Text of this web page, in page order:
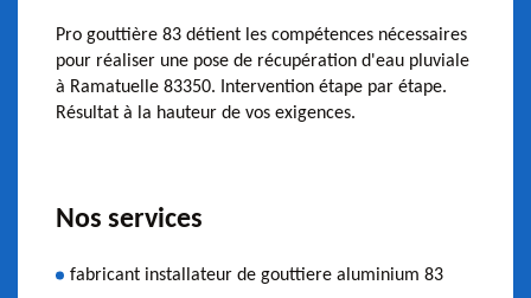
Pro gouttière 83 détient les compétences nécessaires
pour réaliser une pose de récupération d'eau pluviale
à Ramatuelle 83350. Intervention étape par étape.
Résultat à la hauteur de vos exigences.
Nos services
fabricant installateur de gouttiere aluminium 83